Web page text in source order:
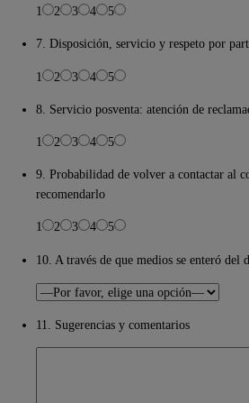
1 2 3 4 5
7. Disposición, servicio y respeto por
1 2 3 4 5
8. Servicio posventa: atención de
1 2 3 4 5
9. Probabilidad de volver a contactar al
recomendarlo
1 2 3 4 5
10. A través de que medios se enteró del
11. Sugerencias y comentarios